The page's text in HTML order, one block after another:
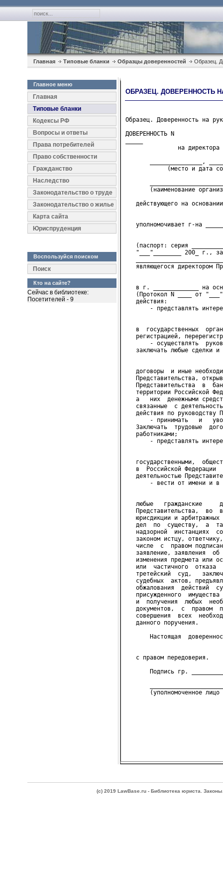
Главная Типовые бланки Образцы доверенностей Образец.
Главное меню
Главная
Типовые бланки
Кодексы РФ
Вопросы и ответы
Права потребителей
Право собственности
Гражданство
Наследство
Законодательство о труде
Законодательство о жилье
Карта сайта
Юриспруденция
Воспользуйся поиском
Поиск
Кто на сайте?
Сейчас в библиотеке:
Посетителей - 9
ОБРАЗЕЦ. ДОВЕРЕННОСТЬ
Образец. Доверенность на
ДОВЕРЕННОСТЬ N
на директора
_______________,
(место и дата
(наименование
действующего на основании
уполномочивает г-на
(паспорт: серия
"___"________ 200_ г.,
являющегося директором
в г. _____________ на
(Протокол N ____ от
действия:
- представлять интересы
в  государственных
регистрацией,
- осуществлять
заключать любые сделки и
договоры  и иные
Представительства,
Представительства  в
территории Российской
а   них  денежными
связанные  с
действия по руководству
- принимать   и
Заключать  трудовые
работниками;
- представлять интересы
государственными,
в  Российской Федерации
деятельностью
- вести от имени и в
любые   гражданские
Представительства,  во
юрисдикции и арбитражных
дел  по  существу,  а
надзорной  инстанциях  со
законом истцу, ответчику,
числе  с  правом
заявление, заявления  об
изменения предмета или
или  частичного  отказа
третейский  суд,
судебных  актов,
обжалования  действий
присужденного  имущества
и  получения  любых
документов,  с  правом
совершения  всех
данного поручения.
Настоящая  доверенность
с правом передоверия.
Подпись гр.
(уполномоченное лицо
(c) 2019 LawBase.ru - Библиотека юриста.